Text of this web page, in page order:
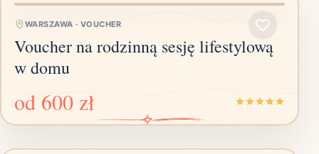
WARSZAWA · VOUCHER
Voucher na rodzinną sesję lifestylową
w domu
od 600 zł